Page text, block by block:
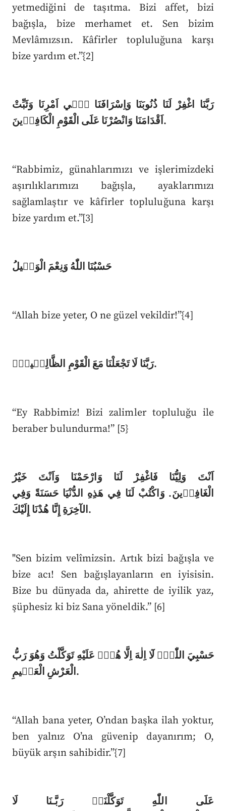
yetmediğini de taşıtma. Bizi affet, bizi
bağışla, bize merhamet et. Sen bizim
Mevlâmızsın. Kâfirler topluluğuna karşı
bize yardım et.”{2]
رَبَّنَا اغْفِرْ لَنَا ذُنُوبَنَا وَاِسْرَافَنَا ف۪ٓي اَمْرِنَا وَثَبِّتْ
اَقْدَامَنَا وَانْصُرْنَا عَلَى الْقَوْمِ الْكَافِر۪ينَ.
“Rabbimiz, günahlarımızı ve işlerimizdeki
aşırılıklarımızı bağışla, ayaklarımızı
sağlamlaştır ve kâfirler topluluğuna karşı
bize yardım et.”[3]
حَسْبُنَا اللّٰهُ وَنِعْمَ الْوَك۪يلُ
“Allah bize yeter, O ne güzel vekildir!”{4]
رَبَّنَا لَا تَجْعَلْنَا مَعَ الْقَوْمِ الظَّالِم۪ينَ۟.
“Ey Rabbimiz! Bizi zalimler topluluğu ile
beraber bulundurma!” [5}
اَنْتَ وَلِيُّنَا فَاغْفِرْ لَنَا وَارْحَمْنَا وَاَنْتَ خَيْرُ
الْغَافِر۪ينَ. وَاكْتُبْ لَنَا فِي هَذِهِ الدُّنْيَا حَسَنَةً وَفِي
الآخِرَةِ إِنَّا هُدْنَا إِلَيْكَ.
"Sen bizim velîmizsin. Artık bizi bağışla ve
bize acı! Sen bağışlayanların en iyisisin.
Bize bu dünyada da, ahirette de iyilik yaz,
şüphesiz ki biz Sana yöneldik.” [6]
حَسْبِيَ اللّٰهُۘ لَٓا اِلٰهَ اِلَّا هُوَۜ عَلَيْهِ تَوَكَّلْتُ وَهُوَ رَبُّ
الْعَرْشِ الْعَظ۪يمِ.
“Allah bana yeter, O’ndan başka ilah yoktur,
ben yalnız O’na güvenip dayanırım; O,
büyük arşın sahibidir.”{7]
عَلَى اللّٰهِ تَوَكَّلْنَاۚ رَبَّـنَا لَا